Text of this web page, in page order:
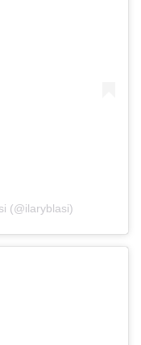
(@ilaryblasi)